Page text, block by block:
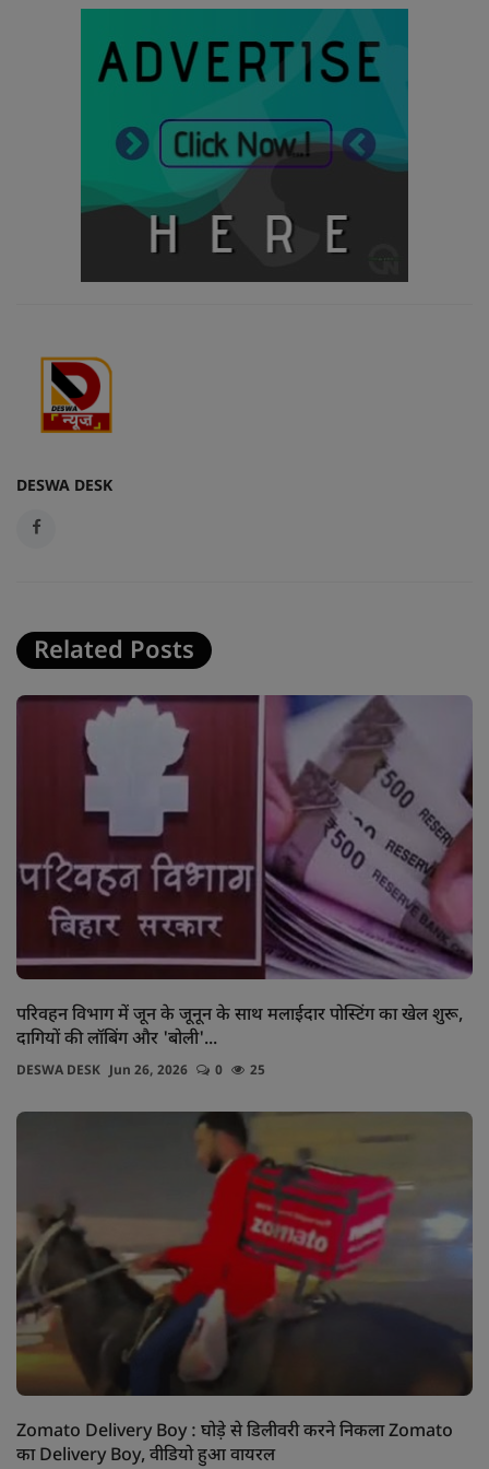
DESWA DESK
Related Posts
परिवहन विभाग में जून के जूनून के साथ मलाईदार पोस्टिंग का खेल शुरू,
दागियों की लॉबिंग और 'बोली'...
DESWA DESK Jun 26, 2026 0 25
Zomato Delivery Boy : घोड़े से डिलीवरी करने निकला Zomato
का Delivery Boy, वीडियो हुआ वायरल